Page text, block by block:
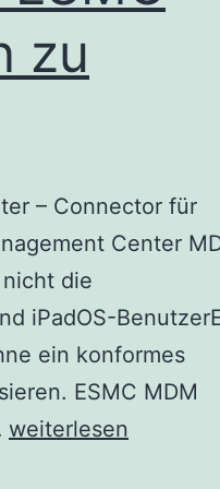
zu
– Connector für
Center
die
iPadOS-
ein konformes
ESMC MDM
iOS
weiterlesen